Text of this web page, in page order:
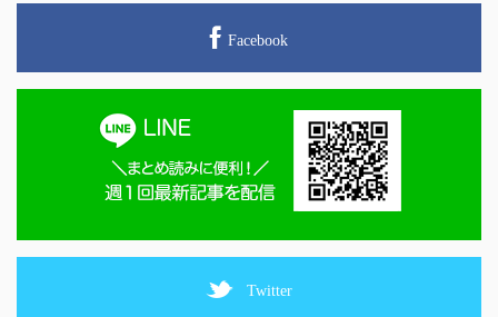
Facebook
Twitter